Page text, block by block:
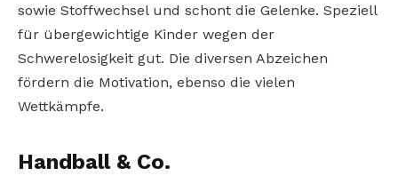
sowie Stoffwechsel und schont die Gelenke. Speziell
für übergewichtige Kinder wegen der
Schwerelosigkeit gut. Die diversen Abzeichen
fördern die Motivation, ebenso die vielen
Wettkämpfe.
Handball & Co.